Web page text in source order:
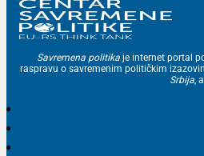
Savremena politika je internet portal
raspravu o savremenim političkim
Srbija,